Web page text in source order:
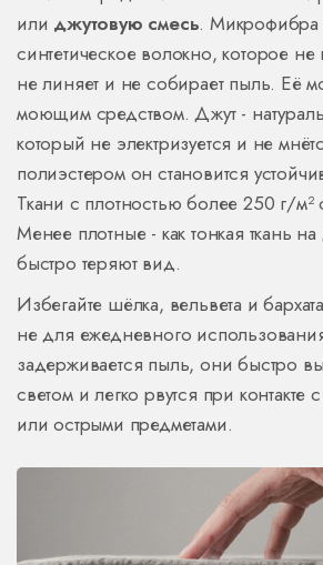
или джутовую смесь. Микрофибра
синтетическое волокно, которое не
не линяет и не собирает пыль. Её
моющим средством. Джут -
который не электризуется и не
полиэстером он становится
Ткани с плотностью более 250 г/
Менее плотные - как тонкая ткань
быстро теряют вид.
Избегайте шёлка, вельвета и
не для ежедневного
задерживается пыль, они быстро
светом и легко рвутся при контакте
или острыми предметами.